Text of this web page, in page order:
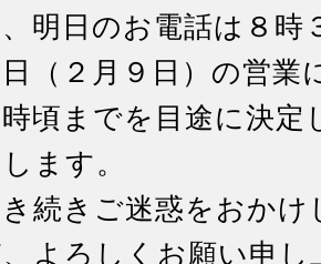
明日のお電話は８時
（２月９日）の営業
時頃までを目途に決
ます。
続きご迷惑をおか
、よろしくお願い申し